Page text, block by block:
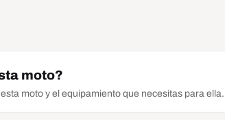
moto?
moto y el equipamiento que necesitas para ella.